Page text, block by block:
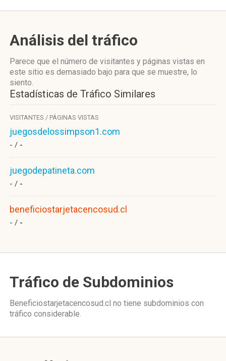
Análisis del tráfico
Parece que el número de visitantes y páginas vistas en
este sitio es demasiado bajo para que se muestre, lo
siento.
Estadísticas de Tráfico Similares
VISITANTES / PÁGINAS VISTAS
juegosdelossimpson1.com
- / -
juegodepatineta.com
- / -
beneficiostarjetacencosud.cl
- / -
Tráfico de Subdominios
Beneficiostarjetacencosud.cl no tiene subdominios con
tráfico considerable.